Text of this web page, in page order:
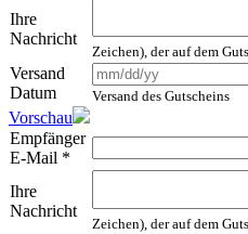
Ihre
Nachricht
Zeichen), der auf dem
Versand
Datum
Versand des Gutscheins
Vorschau
Empfänger
E-Mail *
Ihre
Nachricht
Zeichen), der auf dem